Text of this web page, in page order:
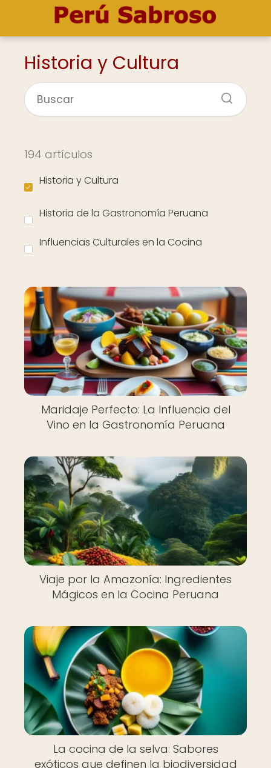
Historia y Cultura
194 artículos
Historia y Cultura
Historia de la Gastronomía Peruana
Influencias Culturales en la Cocina
Maridaje Perfecto: La Influencia del
Vino en la Gastronomía Peruana
Viaje por la Amazonía: Ingredientes
Mágicos en la Cocina Peruana
La cocina de la selva: Sabores
exóticos que definen la biodiversidad